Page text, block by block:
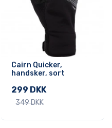
Cairn Quicker,
handsker, sort
299 DKK
349 DKK